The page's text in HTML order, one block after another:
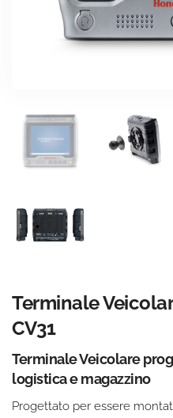
Terminale
CV31
Terminale Veicolare
logistica e magazzino
Progettato per essere